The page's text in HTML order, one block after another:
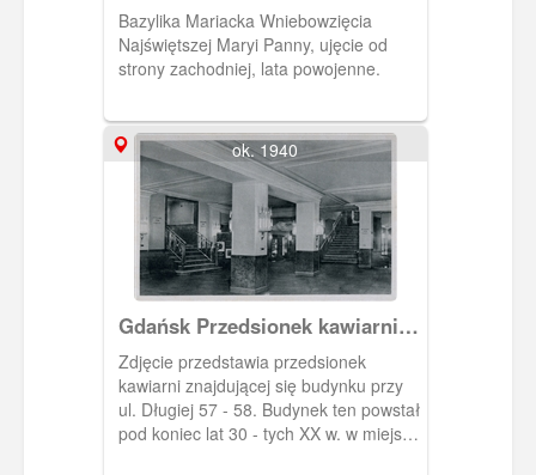
Bazylika Mariacka Wniebowzięcia
Najświętszej Maryi Panny, ujęcie od
strony zachodniej, lata powojenne.
ok. 1940
Gdańsk Przedsionek kawiarni
"Palast - Kaffee", Danzig Palast
- Kaffee (Vestibül)
Zdjęcie przedstawia przedsionek
kawiarni znajdującej się budynku przy
ul. Długiej 57 - 58. Budynek ten powstał
pod koniec lat 30 - tych XX w. w miejscu